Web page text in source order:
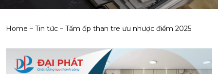
Home – Tin tức – Tấm ốp than tre ưu nhược điểm 2025